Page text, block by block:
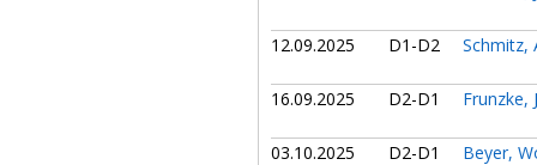
12.09.2025 D1-D2 Schmitz,
16.09.2025 D2-D1 Frunzke,
03.10.2025 D2-D1 Beyer,